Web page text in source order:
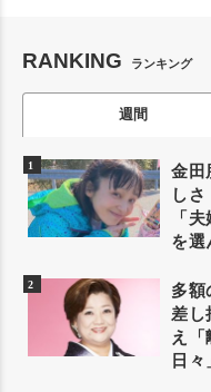
RANKING ランキング
週間
金田
し
「
を選
多額
差し
え
日々